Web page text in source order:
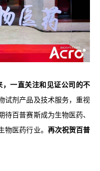
一直关注和见证公司的不
试剂产品及技术服务，重视
百普赛斯成为生物医药、
物医药行业。 再次祝贺百普